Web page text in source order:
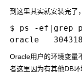
到这里其实就安装完了
$ ps -ef|grep
Oracle用户的环境变量
者这里因为有其他DB